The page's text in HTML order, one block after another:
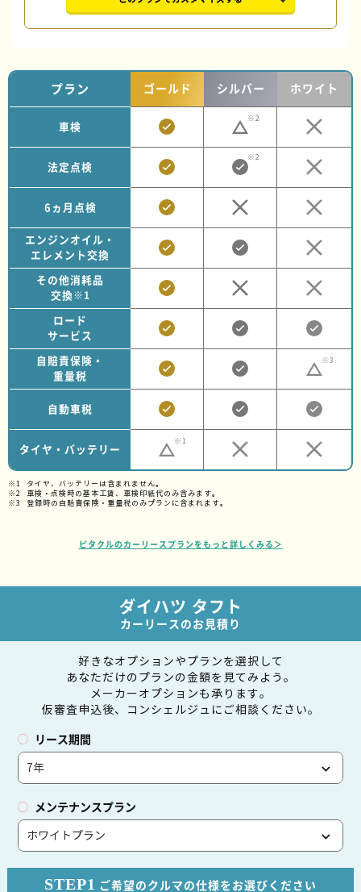
プラン ゴールド シルバー ホワイト
車検
※2
法定点検
※2
6ヵ月点検
エンジンオイル・
エレメント交換
その他消耗品
交換※1
ロード
サービス
自賠責保険・
重量税
※3
自動車税
タイヤ・バッテリー
※1
タイヤ、バッテリーは含まれません。
車検・点検時の基本工賃、車検印紙代のみ含みます。
登録時の自賠責保険・重量税のみプランに含まれます。
ピタクルのカーリースプランをもっと詳しくみる＞
ダイハツ タフト
カーリースのお見積り
好きなオプションやプランを選択して
あなただけのプランの金額を見てみよう。
メーカーオプションも承ります。
仮審査申込後、コンシェルジュにご相談ください。
リース期間
メンテナンスプラン
STEP1 ご希望のクルマの仕様をお選びください